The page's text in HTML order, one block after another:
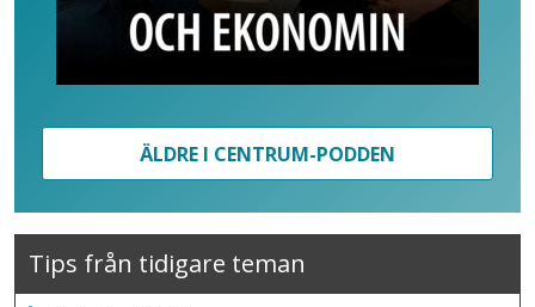
ÄLDRE I CENTRUM-PODDEN
Tips från tidigare teman